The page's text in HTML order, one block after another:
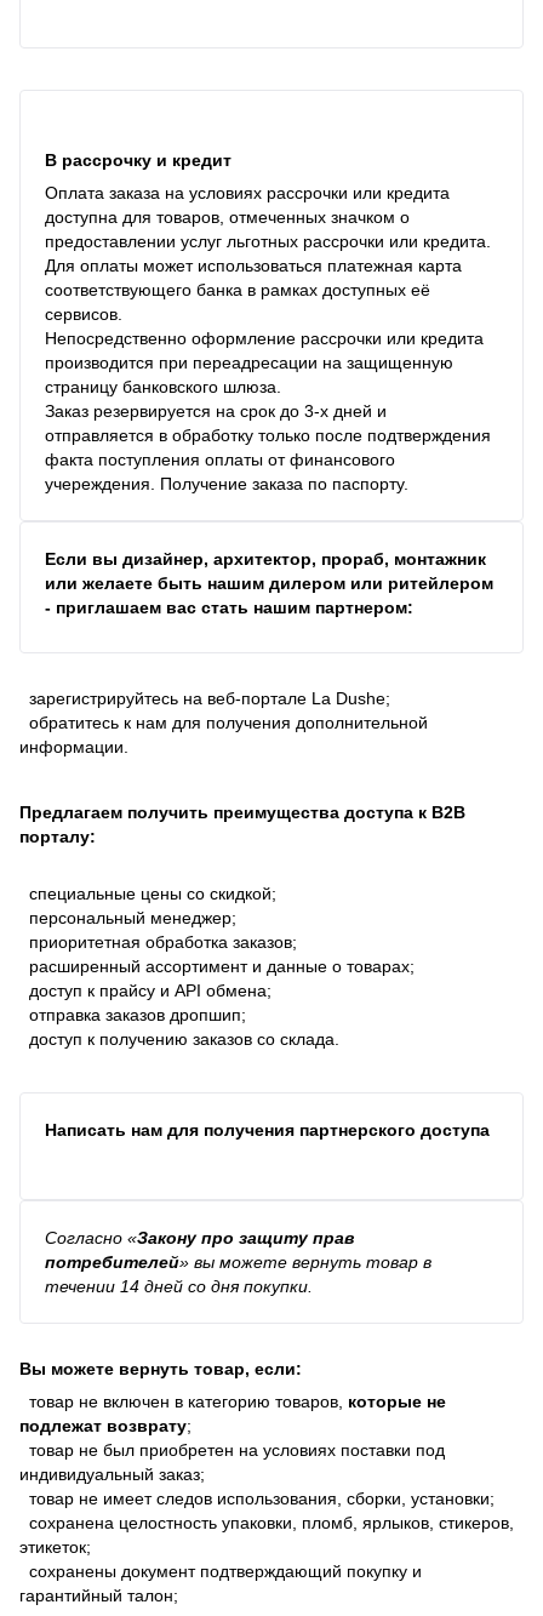
В рассрочку и кредит
Оплата заказа на условиях рассрочки или кредита
доступна для товаров, отмеченных значком о
предоставлении услуг льготных рассрочки или кредита.
Для оплаты может использоваться платежная карта
соответствующего банка в рамках доступных её
сервисов.
Непосредственно оформление рассрочки или кредита
производится при переадресации на защищенную
страницу банковского шлюза.
Заказ резервируется на срок до 3-х дней и
отправляется в обработку только после подтверждения
факта поступления оплаты от финансового
учереждения. Получение заказа по паспорту.
Если вы дизайнер, архитектор, прораб, монтажник
или желаете быть нашим дилером или ритейлером
- приглашаем вас стать нашим партнером:
зарегистрируйтесь на веб-портале La Dushe;
обратитесь к нам для получения дополнительной
информации.
Предлагаем получить преимущества доступа к В2В
порталу:
специальные цены со скидкой;
персональный менеджер;
приоритетная обработка заказов;
расширенный ассортимент и данные о товарах;
доступ к прайсу и API обмена;
отправка заказов дропшип;
доступ к получению заказов со склада.
Написать нам для получения партнерского доступа
Согласно «Закону про защиту прав
потребителей» вы можете вернуть товар в
течении 14 дней со дня покупки.
Вы можете вернуть товар, если:
товар не включен в категорию товаров, которые не
подлежат возврату;
товар не был приобретен на условиях поставки под
индивидуальный заказ;
товар не имеет следов использования, сборки, установки;
сохранена целостность упаковки, пломб, ярлыков, стикеров,
этикеток;
сохранены документ подтверждающий покупку и
гарантийный талон;